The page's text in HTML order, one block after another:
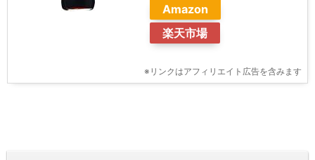
Amazon
楽天市場
※リンクはアフィリエイト広告を含みます